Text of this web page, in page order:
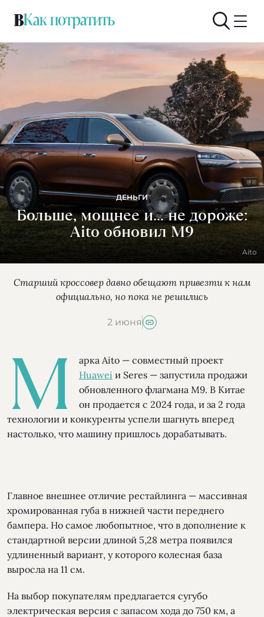
ДЕНЬГИ
Больше, мощнее и... не дороже:
Aito обновил M9
Aito
Старший кроссовер давно обещают привезти к нам
официально, но пока не решились
2 июня
М
арка Aito — совместный проект
Huawei и Seres — запустила продажи
обновленного флагмана М9. В Китае
он продается с 2024 года, и за 2 года
технологии и конкуренты успели шагнуть вперед
настолько, что машину пришлось дорабатывать.
Главное внешнее отличие рестайлинга — массивная
хромированная губа в нижней части переднего
бампера. Но самое любопытное, что в дополнение к
стандартной версии длиной 5,28 метра появился
удлиненный вариант, у которого колесная база
выросла на 11 см.
На выбор покупателям предлагается сугубо
электрическая версия с запасом хода до 750 км, а